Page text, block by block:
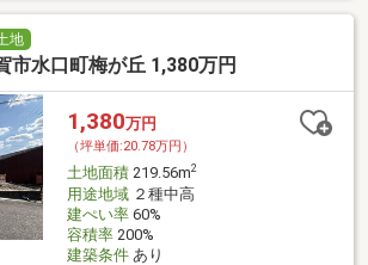
地
市水口町梅が丘 1,380万円
1,380万円
（坪単価:20.78万円）
土地面積219.56m2
用途地域２種中高
建ぺい率60%
容積率200%
建築条件あり